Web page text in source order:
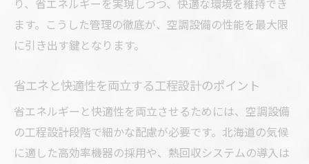
り、省エネルギーを実現しつつ、快適な環境を維持でき
ます。こうした管理の徹底が、空調設備の性能を最大限
に引き出す鍵となります。
省エネと快適性を両立する工程設計のポイント
省エネルギーと快適性を両立させるためには、空調設備
の工程設計段階で細かな配慮が必要です。北海道の気候
に適した高効率機器の採用や、熱回収システムの導入は